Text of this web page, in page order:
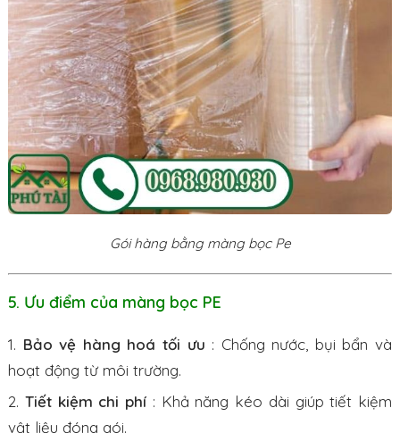
Gói hàng bằng màng bọc Pe
5. Ưu điểm của màng bọc PE
Bảo vệ hàng hoá tối ưu : Chống nước, bụi bẩn và
hoạt động từ môi trường.
Tiết kiệm chi phí : Khả năng kéo dài giúp tiết kiệm
vật liệu đóng gói.